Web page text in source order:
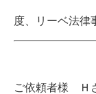
度、リーベ法律
ご依頼者様 Ｈ